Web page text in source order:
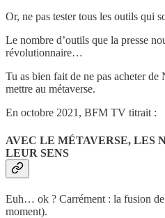
Or, ne pas tester tous les outils qui
Le nombre d’outils que la presse
révolutionnaire…
Tu as bien fait de ne pas acheter
mettre au métaverse.
En octobre 2021, BFM TV titrait :
AVEC LE MÉTAVERSE, LES
LEUR SENS
Euh… ok ? Carrément : la fusion
moment).